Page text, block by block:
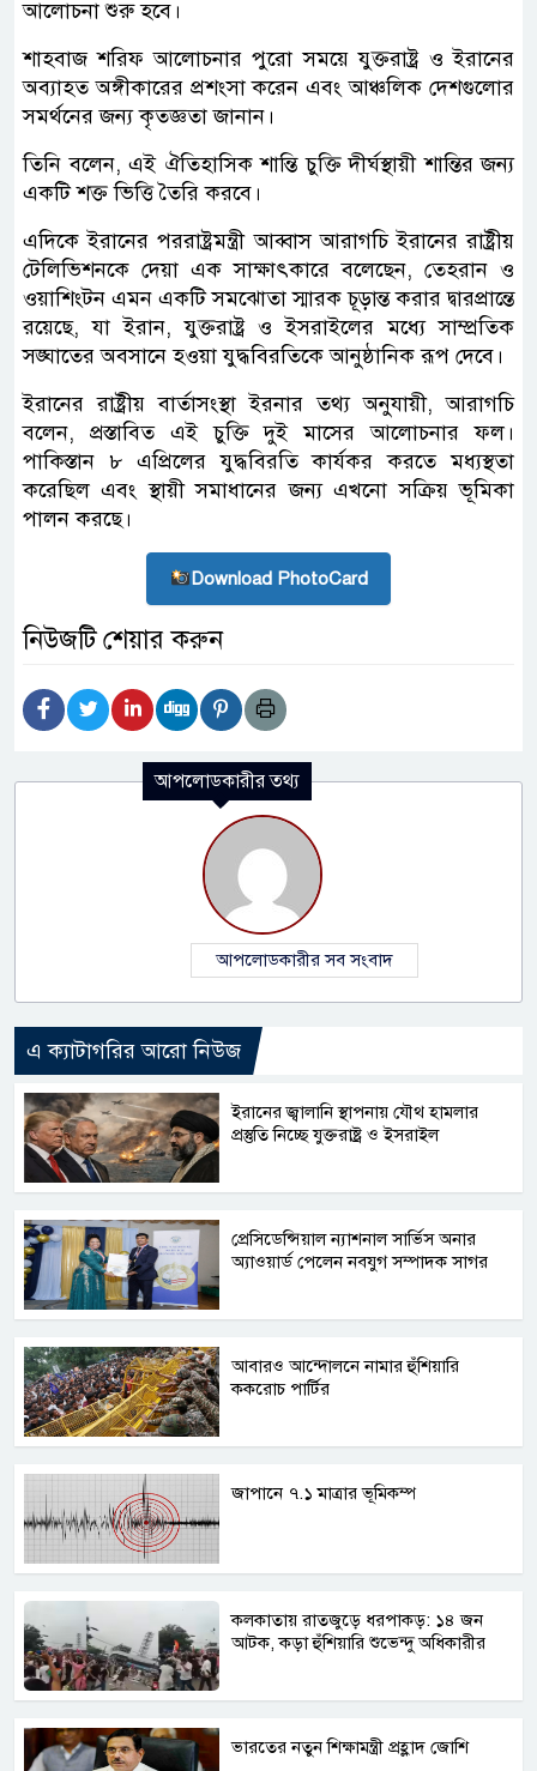
আলোচনা শুরু হবে।
শাহবাজ শরিফ আলোচনার পুরো সময়ে যুক্তরাষ্ট্র ও ইরানের
অব্যাহত অঙ্গীকারের প্রশংসা করেন এবং আঞ্চলিক দেশগুলোর
সমর্থনের জন্য কৃতজ্ঞতা জানান।
তিনি বলেন, এই ঐতিহাসিক শান্তি চুক্তি দীর্ঘস্থায়ী শান্তির জন্য
একটি শক্ত ভিত্তি তৈরি করবে।
এদিকে ইরানের পররাষ্ট্রমন্ত্রী আব্বাস আরাগচি ইরানের রাষ্ট্রীয়
টেলিভিশনকে দেয়া এক সাক্ষাৎকারে বলেছেন, তেহরান ও
ওয়াশিংটন এমন একটি সমঝোতা স্মারক চূড়ান্ত করার দ্বারপ্রান্তে
রয়েছে, যা ইরান, যুক্তরাষ্ট্র ও ইসরাইলের মধ্যে সাম্প্রতিক
সঙ্ঘাতের অবসানে হওয়া যুদ্ধবিরতিকে আনুষ্ঠানিক রূপ দেবে।
ইরানের রাষ্ট্রীয় বার্তাসংস্থা ইরনার তথ্য অনুযায়ী, আরাগচি
বলেন, প্রস্তাবিত এই চুক্তি দুই মাসের আলোচনার ফল।
পাকিস্তান ৮ এপ্রিলের যুদ্ধবিরতি কার্যকর করতে মধ্যস্থতা
করেছিল এবং স্থায়ী সমাধানের জন্য এখনো সক্রিয় ভূমিকা
পালন করছে।
Download PhotoCard
নিউজটি শেয়ার করুন
আপলোডকারীর তথ্য
আপলোডকারীর সব সংবাদ
এ ক্যাটাগরির আরো নিউজ
ইরানের জ্বালানি স্থাপনায় যৌথ হামলার
প্রস্তুতি নিচ্ছে যুক্তরাষ্ট্র ও ইসরাইল
প্রেসিডেন্সিয়াল ন্যাশনাল সার্ভিস অনার
অ্যাওয়ার্ড পেলেন নবযুগ সম্পাদক সাগর
আবারও আন্দোলনে নামার হুঁশিয়ারি
ককরোচ পার্টির
জাপানে ৭.১ মাত্রার ভূমিকম্প
কলকাতায় রাতজুড়ে ধরপাকড়: ১৪ জন
আটক, কড়া হুঁশিয়ারি শুভেন্দু অধিকারীর
ভারতের নতুন শিক্ষামন্ত্রী প্রহ্লাদ জোশি